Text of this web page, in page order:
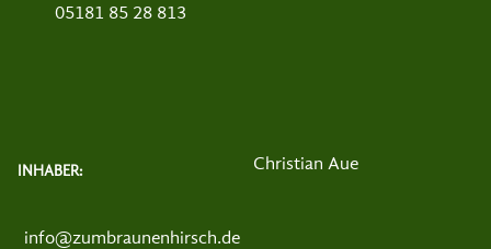
05181 85 28 813
INHABER: Christian Aue
info@zumbraunenhirsch.de